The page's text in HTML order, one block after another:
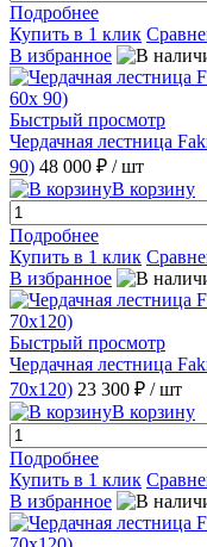
Подробнее
Купить в 1 клик
В избранное
Быстрый просмотр
Чердачная лестница
90) 48 000 ₽ / шт
В корзину
Подробнее
Купить в 1 клик
В избранное
Быстрый просмотр
Чердачная лестница
70х120) 23 300 ₽ / шт
В корзину
Подробнее
Купить в 1 клик
В избранное